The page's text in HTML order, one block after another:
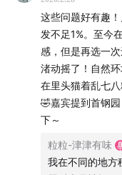
【本期主播】
某高老师：「科
和 IT 行业从业20
（微博：@某高
粒粒：健康管理
这些问题好有趣
发不足1%。至今
感，但是再选一
渚动摇了！自然
在里头猫着乱七
🤣嘉宾提到首钢
下～
粒粒-津津有味
我在不同的地方